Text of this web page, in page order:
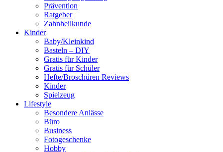
Prävention
Ratgeber
Zahnheilkunde
Kinder
Baby/Kleinkind
Basteln – DIY
Gratis für Kinder
Gratis für Schüler
Hefte/Broschüren Reviews
Kinder
Spielzeug
Lifestyle
Besondere Anlässe
Büro
Business
Fotogeschenke
Hobby